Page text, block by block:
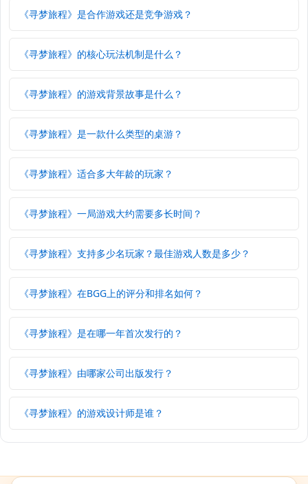
《寻梦旅程》是合作游戏还是竞争游戏？
《寻梦旅程》的核心玩法机制是什么？
《寻梦旅程》的游戏背景故事是什么？
《寻梦旅程》是一款什么类型的桌游？
《寻梦旅程》适合多大年龄的玩家？
《寻梦旅程》一局游戏大约需要多长时间？
《寻梦旅程》支持多少名玩家？最佳游戏人数是多少？
《寻梦旅程》在BGG上的评分和排名如何？
《寻梦旅程》是在哪一年首次发行的？
《寻梦旅程》由哪家公司出版发行？
《寻梦旅程》的游戏设计师是谁？